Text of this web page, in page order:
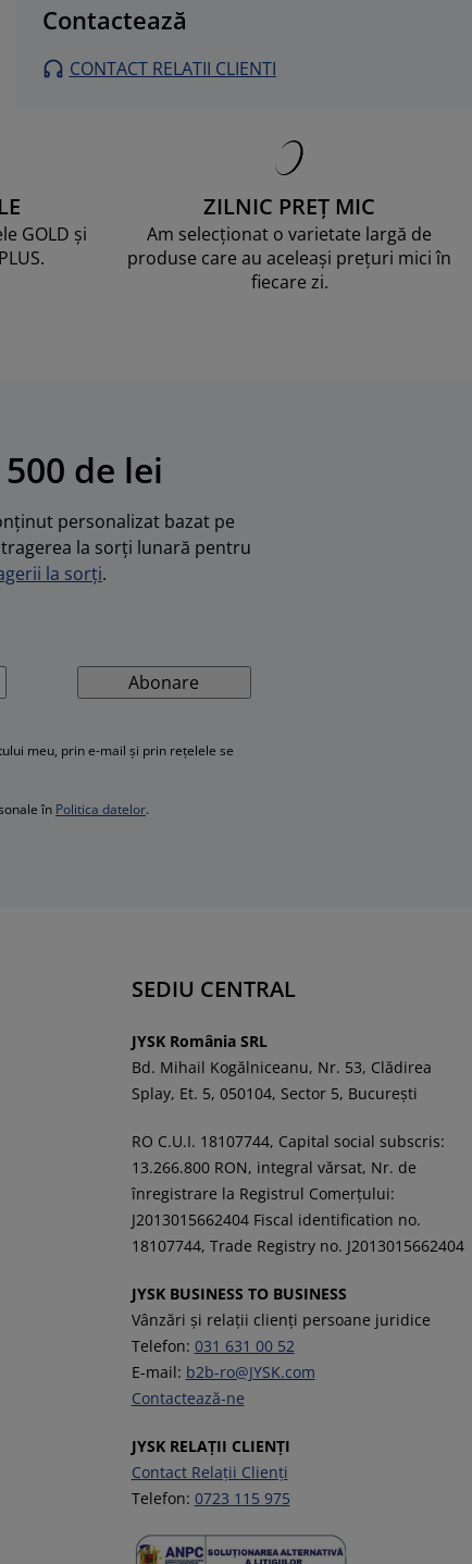
Contactează
CONTACT RELATII CLIENTI
GOLD și
ZILNIC PREȚ MIC
Am selecționat o varietate largă de
produse care au aceleași prețuri mici în
fiecare zi.
de lei
personalizat bazat pe
la sorți lunară pentru
la sorți.
Abonare
meu, prin e-mail și prin rețelele se
în Politica datelor.
SEDIU CENTRAL
JYSK România SRL
Bd. Mihail Kogălniceanu, Nr. 53, Clădirea
Splay, Et. 5, 050104, Sector 5, București
RO C.U.I. 18107744, Capital social subscris:
13.266.800 RON, integral vărsat, Nr. de
înregistrare la Registrul Comerţului:
J2013015662404 Fiscal identification no.
18107744, Trade Registry no. J2013015662404
JYSK BUSINESS TO BUSINESS
Vânzări și relații clienți persoane juridice
Telefon: 031 631 00 52
E-mail: b2b-ro@JYSK.com
Contactează-ne
JYSK RELAȚII CLIENȚI
Contact Relații Clienți
Telefon: 0723 115 975